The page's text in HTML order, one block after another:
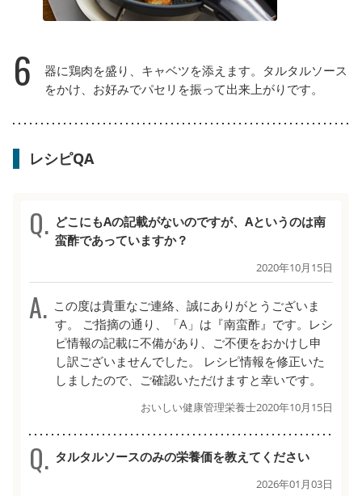
6
器に鶏肉を盛り、キャベツを添えます。タルタルソース
をかけ、お好みでパセリを振って出来上がりです。
レシピQA
どこにもAの記載がないのですが、Aというのは南
蛮酢であっていますか？
2020年10月15日
この度は貴重なご連絡、誠にありがとうございま
す。 ご指摘の通り、「A」は『南蛮酢』です。レシ
ピ情報の記載に不備があり、ご不便をおかけし申
し訳ございませんでした。 レシピ情報を修正いた
しましたので、ご確認いただけますと幸いです。
おいしい健康管理栄養士2020年10月15日
タルタルソースのみの栄養価を教えてください
2026年01月03日